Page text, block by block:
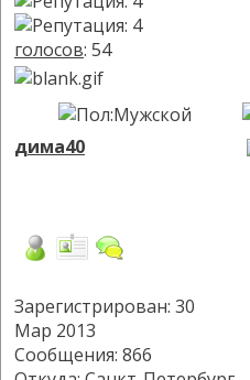
голосов: 54
дима40
Зарегистрирован: 30
Мар 2013
Сообщения: 866